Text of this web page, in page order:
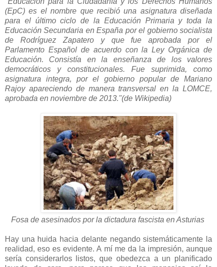
(EpC) es el nombre que recibió una asignatura diseñada
para el último ciclo de la Educación Primaria y toda la
Educación Secundaria en España por el gobierno socialista
de Rodríguez Zapatero y que fue aprobada por el
Parlamento Español de acuerdo con la Ley Orgánica de
Educación. Consistía en la enseñanza de los valores
democráticos y constitucionales. Fue suprimida, como
asignatura integra, por el gobierno popular de Mariano
Rajoy apareciendo de manera transversal en la LOMCE,
aprobada en noviembre de 2013."(de Wikipedia)
Fosa de asesinados por la dictadura fascista en Asturias
Hay una huida hacia delante negando sistemáticamente la
realidad, eso es evidente. A mí me da la impresión, aunque
sería considerarlos listos, que obedezca a un planificado